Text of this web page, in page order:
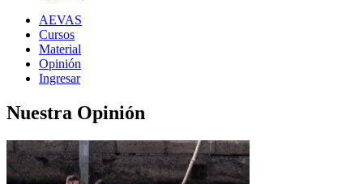
AEVAS
Cursos
Material
Opinión
Ingresar
Nuestra Opinión